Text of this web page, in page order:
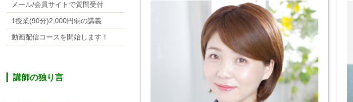
メール/会員サイトで質問受付
1授業(90分)2,000円弱の講義
動画配信コースを開始します！
講師の独り言